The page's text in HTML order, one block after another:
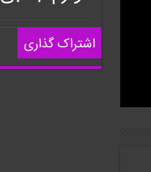
اشتراک گذاری